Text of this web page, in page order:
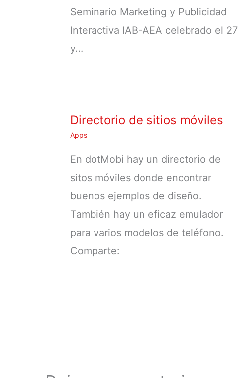
Seminario Marketing y Publicidad
Interactiva IAB-AEA celebrado el 27
y…
Directorio de sitios móviles
Apps
En dotMobi hay un directorio de
sitos móviles donde encontrar
buenos ejemplos de diseño.
También hay un eficaz emulador
para varios modelos de teléfono.
Comparte: